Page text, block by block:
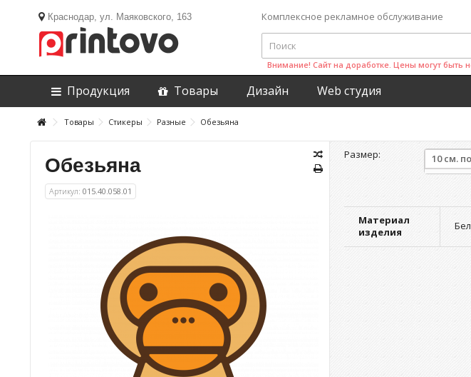
Краснодар, ул. Маяковского, 163 Комплексное рекламное обслуживание
Внимание! Сайт на доработке. Цены могут быть
Продукция Товары Дизайн Web студия
Товары Стикеры Разные Обезьяна
Размер: 10 см.
Материал
изделия
Обезьяна
Артикул: 015.40.058.01